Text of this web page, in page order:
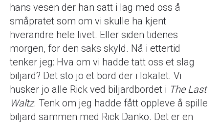
hans vesen der han satt i lag med oss å
småpratet som om vi skulle ha kjent
hverandre hele livet. Eller siden tidenes
morgen, for den saks skyld. Nå i ettertid
tenker jeg: Hva om vi hadde tatt oss et slag
biljard? Det sto jo et bord der i lokalet. Vi
husker jo alle Rick ved biljardbordet i The Last
Waltz. Tenk om jeg hadde fått oppleve å spille
biljard sammen med Rick Danko. Det er en